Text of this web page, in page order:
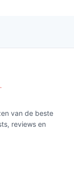
van de beste
reviews en